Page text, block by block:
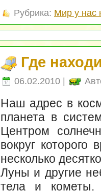
Рубрика: Мир у нас
Где
06.02.2010 |
Наш адрес в
планета в
Центром
вокруг
несколько
Луны и другие
тела и кометы.